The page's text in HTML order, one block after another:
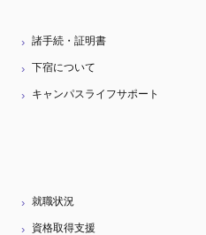
諸手続・証明書
下宿について
キャンパスライフサポート
就職状況
資格取得支援